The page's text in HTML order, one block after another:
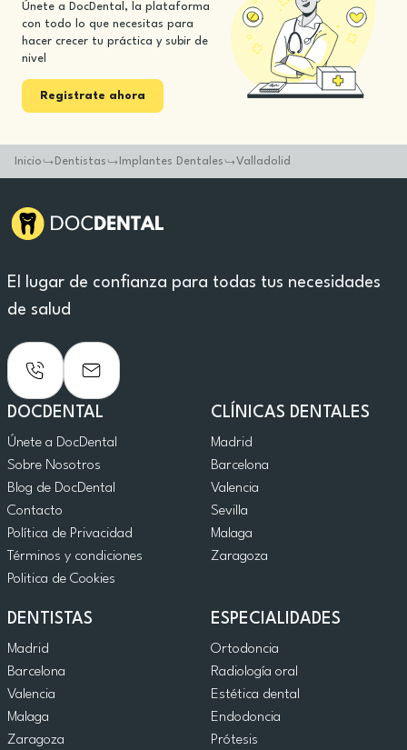
Únete a DocDental, la plataforma
con todo lo que necesitas para
hacer crecer tu práctica y subir de
nivel
Registrate ahora
Inicio Dentistas Implantes Dentales Valladolid
El lugar de confianza para todas tus necesidades
de salud
DOCDENTAL
Únete a DocDental
Sobre Nosotros
Blog de DocDental
Contacto
Política de Privacidad
Términos y condiciones
Politica de Cookies
CLÍNICAS DENTALES
Madrid
Barcelona
Valencia
Sevilla
Malaga
Zaragoza
DENTISTAS
Madrid
Barcelona
Valencia
Malaga
Zaragoza
ESPECIALIDADES
Ortodoncia
Radiología oral
Estética dental
Endodoncia
Prótesis